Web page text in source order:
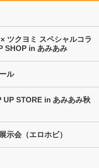
ツクヨミ スペシャルコラ
SHOP in あみあみ
ル
UP STORE in あみあみ秋
示会（エロホビ）